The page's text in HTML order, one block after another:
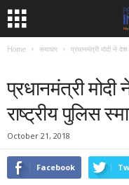
Home समाचार प्रधानमंत्री मोदी ने देश
प्रधानमंत्री मोदी
राष्ट्रीय पुलिस
October 21, 2018
Facebook